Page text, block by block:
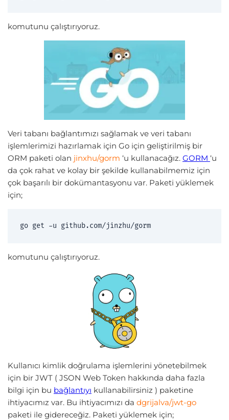
komutunu çalıştırıyoruz.
Veri tabanı bağlantımızı sağlamak ve veri tabanı
işlemlerimizi hazırlamak için Go için geliştirilmiş bir
ORM paketi olan jinxhu/gorm ‘u kullanacağız. GORM ‘u
da çok rahat ve kolay bir şekilde kullanabilmemiz için
çok başarılı bir dokümantasyonu var. Paketi yüklemek
için;
go get -u github.com/jinzhu/gorm
komutunu çalıştırıyoruz.
Kullanıcı kimlik doğrulama işlemlerini yönetebilmek
için bir JWT ( JSON Web Token hakkında daha fazla
bilgi için bu bağlantıyı kullanabilirsiniz ) paketine
ihtiyacımız var. Bu ihtiyacımızı da dgrijalva/jwt-go
paketi ile gidereceğiz. Paketi yüklemek için;